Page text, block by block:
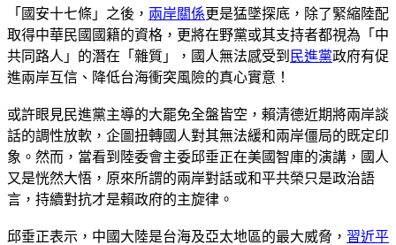
「國安十七條」之後， 兩岸關係更是猛墜探底，除了緊縮陸配
取得中華民國國籍的資格，更將在野黨或其支持者都視為「中
共同路人」的潛在「雜質」，國人無法感受到 民進黨政府有促
進兩岸互信、降低台海衝突風險的真心實意！
或許眼見民進黨主導的大罷免全盤皆空，賴清德近期將兩岸談
話的調性放軟，企圖扭轉國人對其無法緩和兩岸僵局的既定印
象。然而，當看到陸委會主委邱垂正在美國智庫的演講，國人
又是恍然大悟，原來所謂的兩岸對話或和平共榮只是政治語
言，持續對抗才是賴政府的主旋律。
邱垂正表示，中國大陸是台海及亞太地區的最大威脅， 習近平